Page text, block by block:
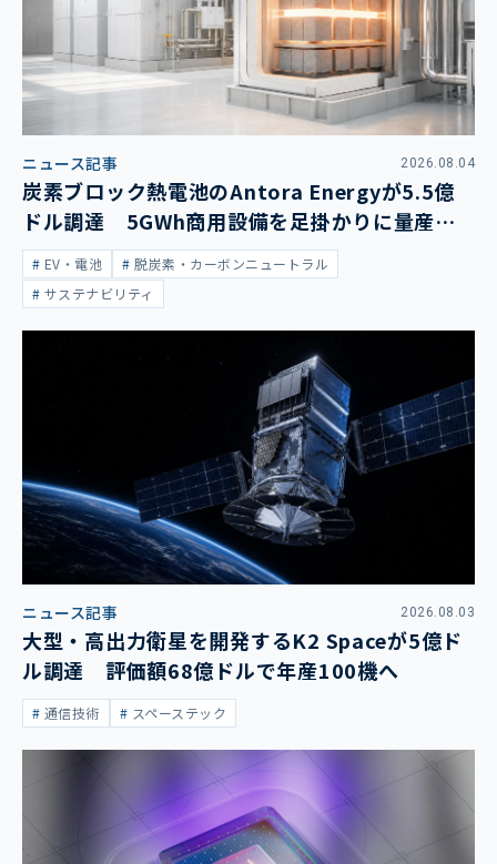
ニュース記事 2026.08.04
炭素ブロック熱電池のAntora Energyが5.5億
ドル調達 5GWh商用設備を足掛かりに量産拡
大EV・電池
脱炭素・カーボンニュートラル
サステナビリティ
ニュース記事 2026.08.03
大型・高出力衛星を開発するK2 Spaceが5億ド
ル調達 評価額68億ドルで年産100機へ
通信技術 スペーステック